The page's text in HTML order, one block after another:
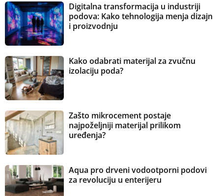
Digitalna transformacija u industriji
podova: Kako tehnologija menja dizajn
i proizvodnju
Kako odabrati materijal za zvučnu
izolaciju poda?
Zašto mikrocement postaje
najpoželjniji materijal prilikom
uređenja?
Aqua pro drveni vodootporni podovi
za revoluciju u enterijeru